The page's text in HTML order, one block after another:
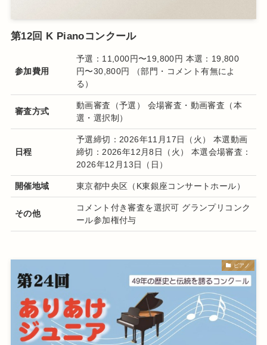
第12回 K Pianoコンクール
参加費用
予選：11,000円〜19,800円 本選：19,800
円〜30,800円 （部門・コメント有無によ
る）
審査方式
動画審査（予選） 会場審査・動画審査（本
選・選択制）
日程
予選締切：2026年11月17日（火） 本選動画
締切：2026年12月8日（火） 本選会場審査：
2026年12月13日（日）
開催地域 東京都中央区（K東銀座コンサートホール）
その他
コメント付き審査を選択可 グランプリコンク
ール参加権付与
ピアノ